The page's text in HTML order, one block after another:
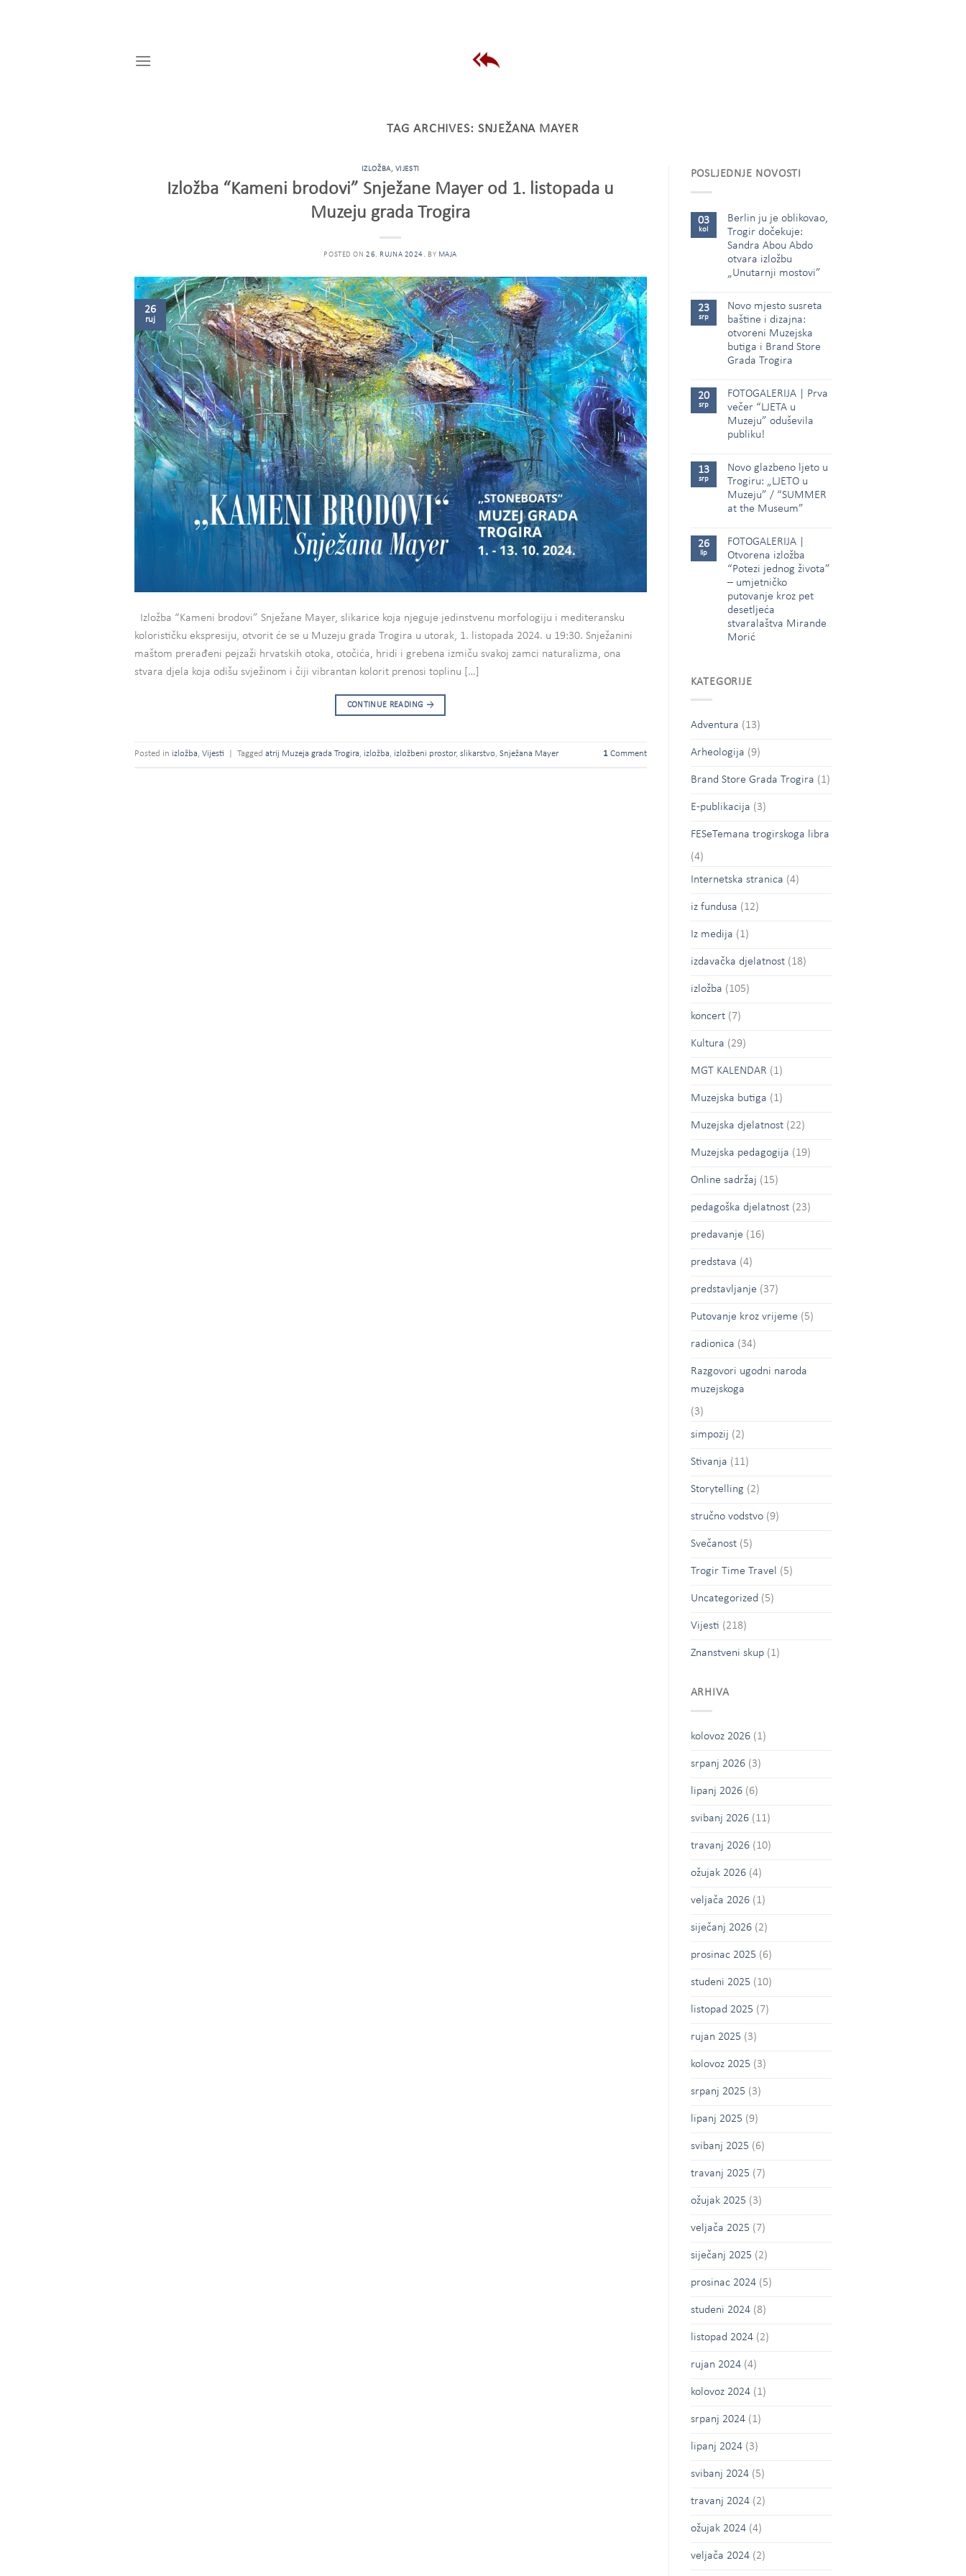
TAG ARCHIVES: SNJEŽANA MAYER
IZLOŽBA, VIJESTI
Izložba “Kameni brodovi” Snježane Mayer od 1. listopada u
Muzeju grada Trogira
POSTED ON26. RUJNA 2024. BY MAJA
26
ruj
Izložba “Kameni brodovi” Snježane Mayer, slikarice koja njeguje jedinstvenu morfologiju i mediteransku
kolorističku ekspresiju, otvorit će se u Muzeju grada Trogira u utorak, 1. listopada 2024. u 19:30. Snježanini
maštom prerađeni pejzaži hrvatskih otoka, otočića, hridi i grebena izmiču svakoj zamci naturalizma, ona
stvara djela koja odišu svježinom i čiji vibrantan kolorit prenosi toplinu […]
CONTINUE READING →
Posted in izložba, Vijesti Tagged atrij Muzeja grada Trogira, izložba, izložbeni prostor, slikarstvo, Snježana Mayer 1Comment
POSLJEDNJE NOVOSTI
03
kol
Berlin ju je oblikovao,
Trogir dočekuje:
Sandra Abou Abdo
otvara izložbu
„Unutarnji mostovi”
23
srp
Novo mjesto susreta
baštine i dizajna:
otvoreni Muzejska
butiga i Brand Store
Grada Trogira
20
srp
FOTOGALERIJA | Prva
večer “LJETA u
Muzeju” oduševila
publiku!
13
srp
Novo glazbeno ljeto u
Trogiru: „LJETO u
Muzeju” / “SUMMER
at the Museum”
26
lip
FOTOGALERIJA |
Otvorena izložba
“Potezi jednog života”
– umjetničko
putovanje kroz pet
desetljeća
stvaralaštva Mirande
Morić
KATEGORIJE
Adventura (13)
Arheologija (9)
Brand Store Grada Trogira (1)
E-publikacija (3)
FESeTemana trogirskoga libra
(4)
Internetska stranica (4)
iz fundusa (12)
Iz medija (1)
izdavačka djelatnost(18)
izložba (105)
koncert(7)
Kultura (29)
MGT KALENDAR (1)
Muzejska butiga (1)
Muzejska djelatnost(22)
Muzejska pedagogija (19)
Online sadržaj (15)
pedagoška djelatnost(23)
predavanje (16)
predstava (4)
predstavljanje (37)
Putovanje kroz vrijeme (5)
radionica (34)
Razgovori ugodni naroda
muzejskoga
(3)
simpozij (2)
Stivanja (11)
Storytelling (2)
stručno vodstvo(9)
Svečanost(5)
Trogir Time Travel (5)
Uncategorized (5)
Vijesti (218)
Znanstveni skup(1)
ARHIVA
kolovoz 2026(1)
srpanj 2026(3)
lipanj 2026(6)
svibanj 2026(11)
travanj 2026(10)
ožujak 2026(4)
veljača 2026(1)
siječanj 2026(2)
prosinac 2025 (6)
studeni 2025 (10)
listopad 2025 (7)
rujan 2025 (3)
kolovoz 2025 (3)
srpanj 2025 (3)
lipanj 2025 (9)
svibanj 2025 (6)
travanj 2025 (7)
ožujak 2025 (3)
veljača 2025 (7)
siječanj 2025 (2)
prosinac 2024(5)
studeni 2024(8)
listopad 2024(2)
rujan 2024(4)
kolovoz 2024(1)
srpanj 2024(1)
lipanj 2024(3)
svibanj 2024(5)
travanj 2024(2)
ožujak 2024(4)
veljača 2024(2)